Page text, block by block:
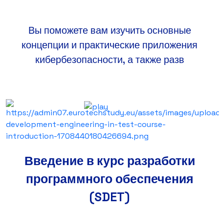
Вы поможете вам изучить основные
концепции и практические приложения
кибербезопасности, а также разв
Введение в курс разработки
программного обеспечения
(SDET)